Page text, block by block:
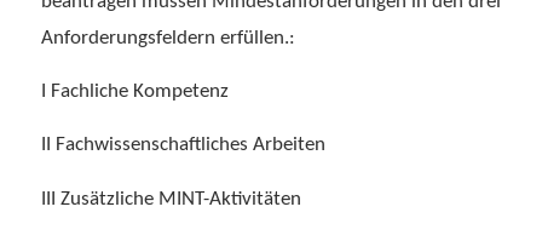
Anforderungsfeldern erfüllen.:
I Fachliche Kompetenz
II Fachwissenschaftliches Arbeiten
III Zusätzliche MINT-Aktivitäten